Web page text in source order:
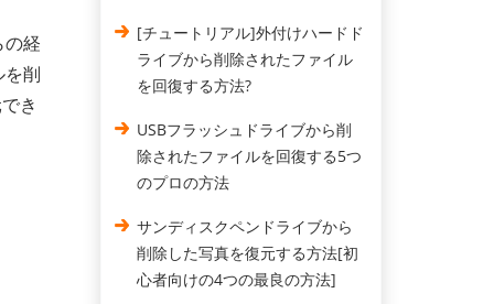
経
削
き
[チュートリアル]外付けハードド
ライブから削除されたファイル
を回復する方法?
USBフラッシュドライブから削
除されたファイルを回復する5つ
のプロの方法
サンディスクペンドライブから
削除した写真を復元する方法[初
心者向けの4つの最良の方法]